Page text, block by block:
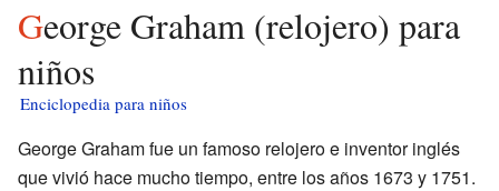
George Graham (relojero) para
niños
Enciclopedia para niños
George Graham fue un famoso relojero e inventor inglés
que vivió hace mucho tiempo, entre los años 1673 y 1751.